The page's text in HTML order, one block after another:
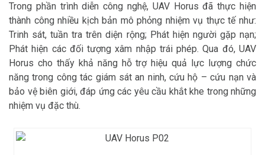
Trong phần trình diễn công nghệ, UAV Horus đã thực hiện
thành công nhiều kịch bản mô phỏng nhiệm vụ thực tế như:
Trinh sát, tuần tra trên diện rộng; Phát hiện người gặp nạn;
Phát hiện các đối tượng xâm nhập trái phép. Qua đó, UAV
Horus cho thấy khả năng hỗ trợ hiệu quả lực lượng chức
năng trong công tác giám sát an ninh, cứu hộ – cứu nạn và
bảo vệ biên giới, đáp ứng các yêu cầu khắt khe trong những
nhiệm vụ đặc thù.